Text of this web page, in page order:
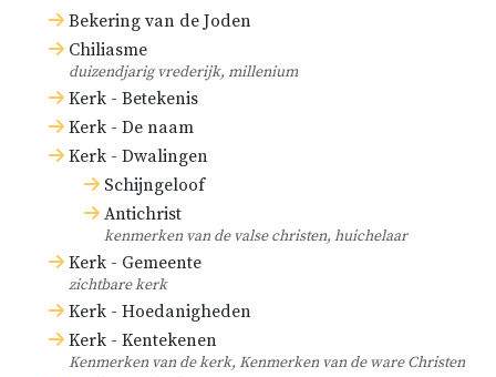
Bekering van de Joden
Chiliasme
duizendjarig vrederijk, millenium
Kerk - Betekenis
Kerk - De naam
Kerk - Dwalingen
Schijngeloof
Antichrist
kenmerken van de valse christen, huichelaar
Kerk - Gemeente
zichtbare kerk
Kerk - Hoedanigheden
Kerk - Kentekenen
Kenmerken van de kerk, Kenmerken van de ware Christen